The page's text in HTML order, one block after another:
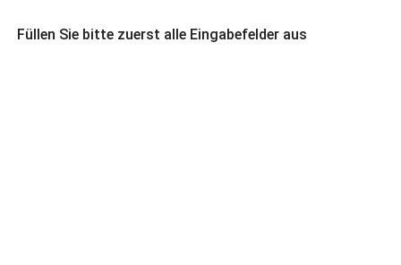
Füllen Sie bitte zuerst alle Eingabefelder aus